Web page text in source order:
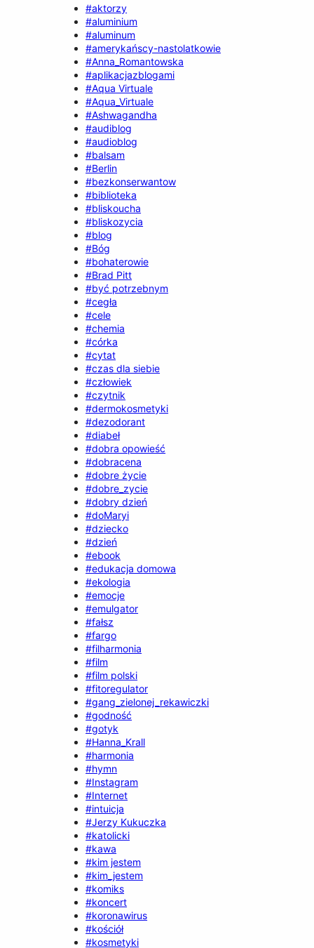
#aktorzy
#aluminium
#aluminum
#amerykańscy-nastolatkowie
#Anna_Romantowska
#aplikacjazblogami
#Aqua Virtuale
#Aqua_Virtuale
#Ashwagandha
#audiblog
#audioblog
#balsam
#Berlin
#bezkonserwantow
#biblioteka
#bliskoucha
#bliskozycia
#blog
#Bóg
#bohaterowie
#Brad Pitt
#być potrzebnym
#cegła
#cele
#chemia
#córka
#cytat
#czas dla siebie
#człowiek
#czytnik
#dermokosmetyki
#dezodorant
#diabeł
#dobra opowieść
#dobracena
#dobre życie
#dobre_zycie
#dobry dzień
#doMaryi
#dziecko
#dzień
#ebook
#edukacja domowa
#ekologia
#emocje
#emulgator
#fałsz
#fargo
#filharmonia
#film
#film polski
#fitoregulator
#gang_zielonej_rekawiczki
#godność
#gotyk
#Hanna_Krall
#harmonia
#hymn
#Instagram
#Internet
#intuicja
#Jerzy Kukuczka
#katolicki
#kawa
#kim jestem
#kim_jestem
#komiks
#koncert
#koronawirus
#kościół
#kosmetyki